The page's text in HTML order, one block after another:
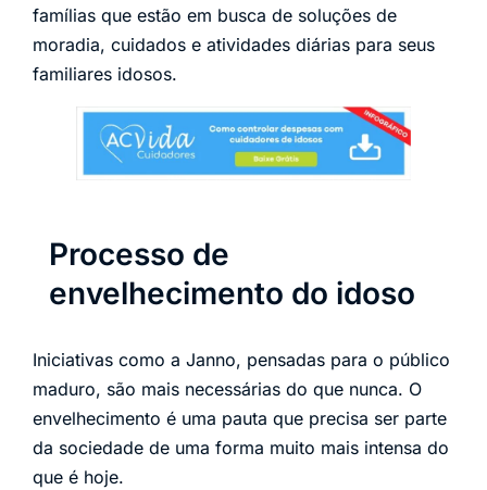
famílias que estão em busca de soluções de
moradia, cuidados e atividades diárias para seus
familiares idosos.
Processo de
envelhecimento do idoso
Iniciativas como a Janno, pensadas para o público
maduro, são mais necessárias do que nunca. O
envelhecimento é uma pauta que precisa ser parte
da sociedade de uma forma muito mais intensa do
que é hoje.